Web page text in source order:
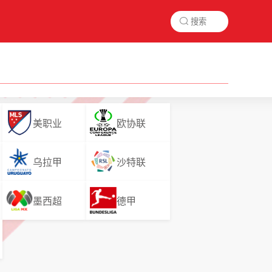

美职业 欧协联
乌拉甲 沙特联
墨西超 德甲